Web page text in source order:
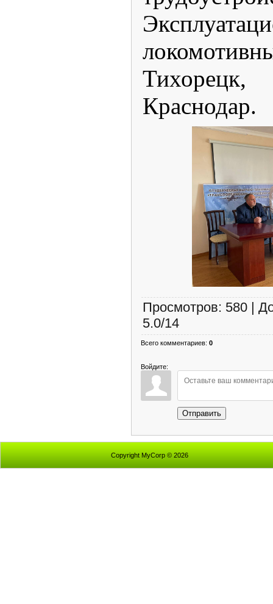
Краснодар.
Просмотров: 580 |
5.0/14
Всего комментариев: 0
Войдите:
Отправить
Copyright MyCorp © 2026